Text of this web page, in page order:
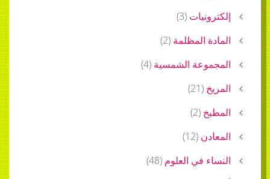
إلكترونيات (
3
)
المادة المظلمة (
2
)
المجموعة الشمسية (
4
)
المريخ (
21
)
المطبخ (
2
)
المعادن (
12
)
النساء في العلوم (
48
)